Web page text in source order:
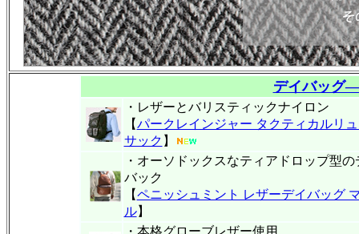
デイバッグ
・レザーとバリスティックナイロン
【パークレインジャー タクティカルリ
サック 】
・オーソドックスなティアドロップ型の
バック
【ペニッシュミント レザーデイバッグ
ル】
・本格グローブレザー使用